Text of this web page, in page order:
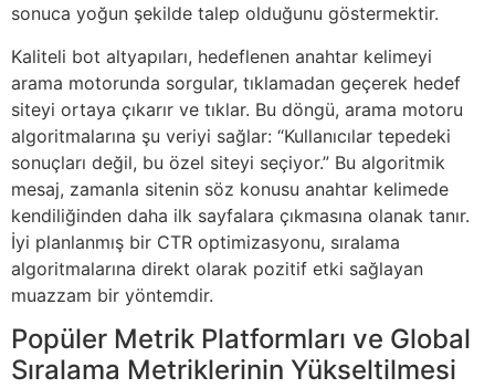
sonuca yoğun şekilde talep olduğunu göstermektir.
Kaliteli bot altyapıları, hedeflenen anahtar kelimeyi
arama motorunda sorgular, tıklamadan geçerek hedef
siteyi ortaya çıkarır ve tıklar. Bu döngü, arama motoru
algoritmalarına şu veriyi sağlar: “Kullanıcılar tepedeki
sonuçları değil, bu özel siteyi seçiyor.” Bu algoritmik
mesaj, zamanla sitenin söz konusu anahtar kelimede
kendiliğinden daha ilk sayfalara çıkmasına olanak tanır.
İyi planlanmış bir CTR optimizasyonu, sıralama
algoritmalarına direkt olarak pozitif etki sağlayan
muazzam bir yöntemdir.
Popüler Metrik Platformları ve Global
Sıralama Metriklerinin Yükseltilmesi